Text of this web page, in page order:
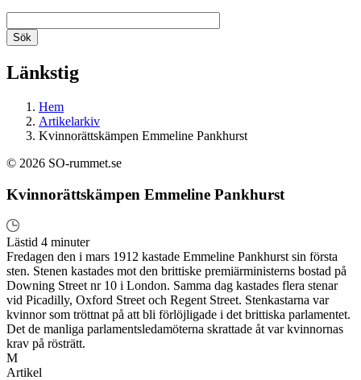
Länkstig
Hem
Artikelarkiv
Kvinnorättskämpen Emmeline Pankhurst
© 2026 SO-rummet.se
Kvinnorättskämpen Emmeline Pankhurst
Lästid 4 minuter
Fredagen den i mars 1912 kastade Emmeline Pankhurst sin första
sten. Stenen kastades mot den brittiske premiärministerns bostad på
Downing Street nr 10 i London. Samma dag kastades flera stenar
vid Picadilly, Oxford Street och Regent Street. Stenkastarna var
kvinnor som tröttnat på att bli förlöjligade i det brittiska parlamentet.
Det de manliga parlamentsledamöterna skrattade åt var kvinnornas
krav på rösträtt.
M
Artikel